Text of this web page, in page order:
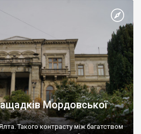
Мордовської
Такого контрасту між багатством